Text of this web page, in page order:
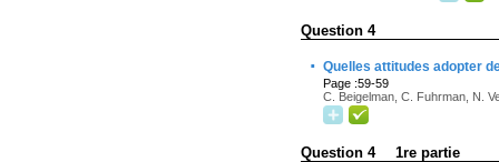
Question 4
· Quelles attitudes adopter
Page :59-59
C. Beigelman, C. Fuhrman, N.
Question 4 1re partie